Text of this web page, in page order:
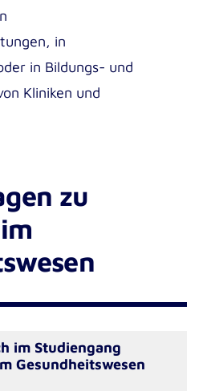
in
in Bildungs- und
Kliniken und
zu
im Studiengang
Gesundheitswesen